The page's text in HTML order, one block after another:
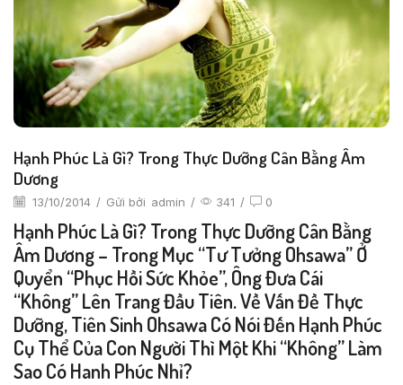
Hạnh Phúc Là Gì? Trong Thực Dưỡng Cân Bằng Âm
Dương
13/10/2014 / Gửi bởi admin / 341 / 0
Hạnh Phúc Là Gì? Trong Thực Dưỡng Cân Bằng
Âm Dương – Trong Mục “tư Tưởng Ohsawa” Ở
Quyển “phục Hồi Sức Khỏe”, Ông Đưa Cái
“không” Lên Trang Đầu Tiên. Về Vấn Đề Thực
Dưỡng, Tiên Sinh Ohsawa Có Nói Đến Hạnh Phúc
Cụ Thể Của Con Người Thì Một Khi “không” Làm
Sao Có Hanh Phúc Nhỉ?